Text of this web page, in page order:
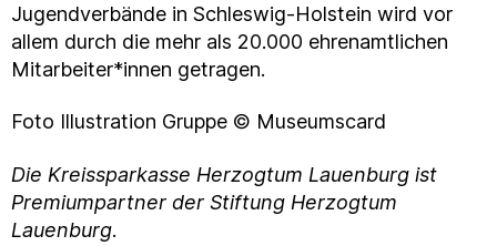
Jugendverbände in Schleswig-Holstein wird vor
allem durch die mehr als 20.000 ehrenamtlichen
Mitarbeiter*innen getragen.
Foto Illustration Gruppe © Museumscard
Die Kreissparkasse Herzogtum Lauenburg ist
Premiumpartner der Stiftung Herzogtum
Lauenburg.